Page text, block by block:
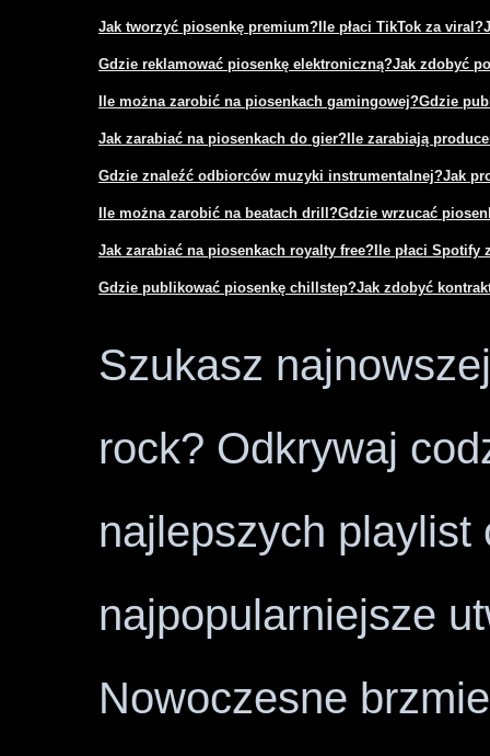
Jak tworzyć piosenkę premium? Ile płaci TikTok za viral?
Gdzie reklamować piosenkę elektroniczną?Jak zdobyć
Ile można zarobić na piosenkach gamingowej?Gdzie
Jak zarabiać na piosenkach do gier? Ile zarabiają
Gdzie znaleźć odbiorców muzyki instrumentalnej?Jak
Ile można zarobić na beatach drill?Gdzie wrzucać
Jak zarabiać na piosenkach royalty free? Ile płaci Spotify
Gdzie publikować piosenkę chillstep?Jak zdobyć
Szukasz
rock? Odkrywaj
najlepszych playlist
najpopularniejsze
Nowoczesne